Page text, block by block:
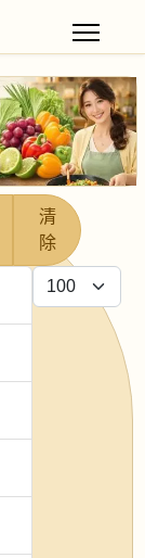
清
除
每頁顯示條數